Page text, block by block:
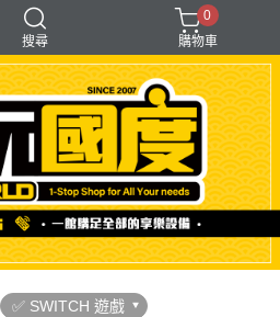
搜尋
＋PC用】賽模
〖直驅式〗基座
0
購物車
✅ SWITCH 遊戲